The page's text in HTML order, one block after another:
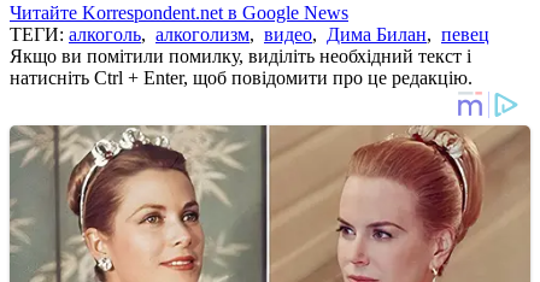
Читайте Korrespondent.net в Google News
ТЕГИ: алкоголь, алкоголизм, видео, Дима Билан, певец
Якщо ви помітили помилку, виділіть необхідний текст і
натисніть Ctrl + Enter, щоб повідомити про це редакцію.